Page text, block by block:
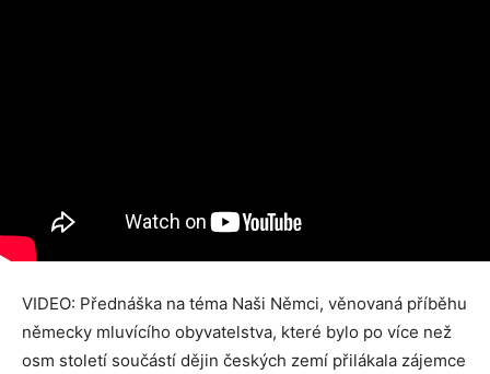
VIDEO: Přednáška na téma Naši Němci, věnovaná příběhu
německy mluvícího obyvatelstva, které bylo po více než
osm století součástí dějin českých zemí přilákala zájemce